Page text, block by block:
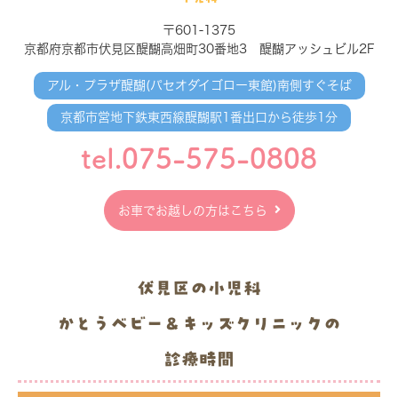
〒601-1375
京都府京都市伏見区醍醐高畑町30番地3 醍醐アッシュビル2F
アル・プラザ醍醐(パセオダイゴロー東館)南側すぐそば
京都市営地下鉄東西線醍醐駅1番出口から徒歩1分
tel.075-575-0808
お車でお越しの方はこちら
伏見区の小児科
かとうベビー＆キッズクリニックの
診療時間